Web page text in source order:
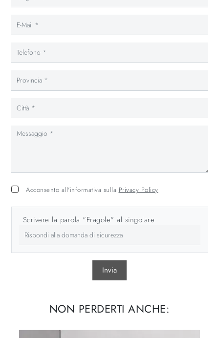
Acconsento all'informativa sulla Privacy Policy
Scrivere la parola "Fragole" al singolare
Invia
NON PERDERTI ANCHE: